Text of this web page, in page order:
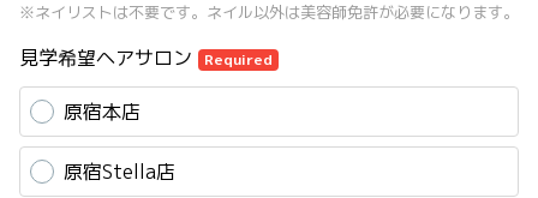
※ネイリストは不要です。ネイル以外は美容師免許が必要になります。
見学希望ヘアサロン Required
原宿本店
原宿Stella店